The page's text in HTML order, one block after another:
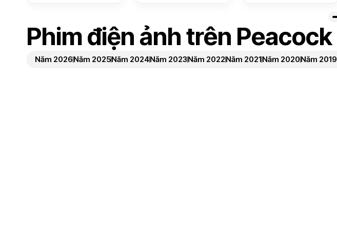
Phim điện ảnh trên Peacock
Năm 2026Năm 2025Năm 2024Năm 2023Năm 2022Năm 2021Năm 2020Năm 2019